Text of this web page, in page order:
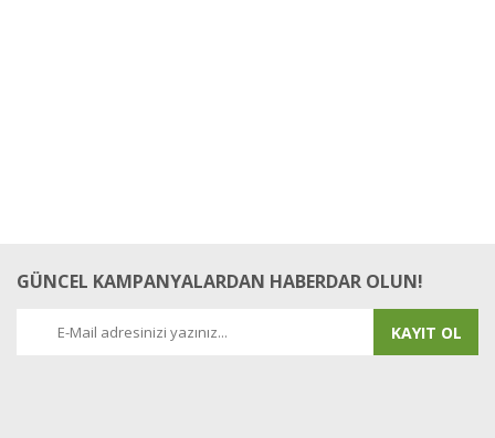
GÜNCEL KAMPANYALARDAN HABERDAR OLUN!
KAYIT OL